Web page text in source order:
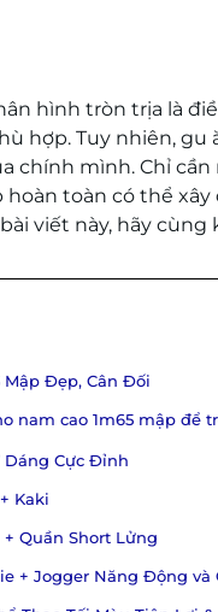
hình tròn trịa là
hợp. Tuy nhiên, gu
chính mình. Chỉ
hoàn toàn có thể
viết này, hãy cùng
Mập Đẹp, Cân Đối
nam cao 1m65 mập để
Dáng Cực Đỉnh
Kaki
Quần Short Lửng
+ Jogger Năng Động và